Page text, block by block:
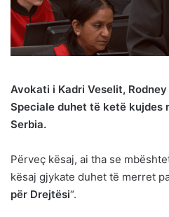
Avokati i Kadri Veselit,
Speciale duhet të ketë kujdes
Serbia.
Përveç kësaj, ai tha se
kësaj gjykate duhet të merret
për Drejtësi“.